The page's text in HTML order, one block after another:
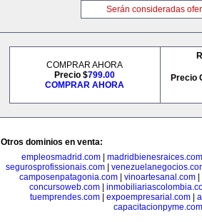
Serán consideradas
COMPRAR AHORA
Precio $799.00
COMPRAR AHORA
Precio
Otros dominios en venta:
empleosmadrid.com
madridbienesraices.com
segurosprofissionais.com
camposenpatagonia.com| vinoartesanal.com|
concursoweb.com
tuemprendes.com
expoempresarial.com
capacitacionpyme.com